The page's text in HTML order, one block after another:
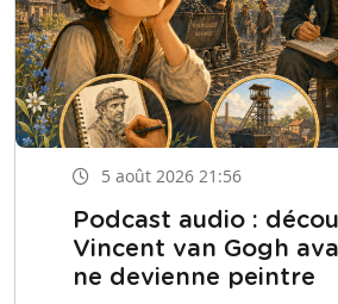
5 août 2026 21:56
Podcast audio :
Vincent van Gogh
ne devienne peintre